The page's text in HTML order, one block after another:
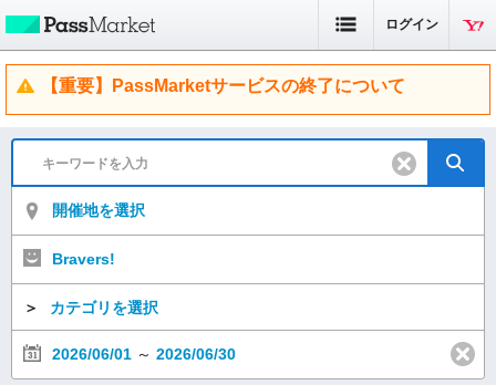
ログイン
【重要】PassMarketサービスの終了について
開催地を選択
Bravers!
＞ カテゴリを選択
2026/06/01 ～ 2026/06/30